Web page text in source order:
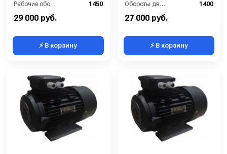
Рабочие обороты вала (об/мин):
1450
Мощность (кВт):
29 000 руб.
⚡ В корзину
Обороты двигателя (об/мин):
1400
27 000 руб.
⚡ В корзину